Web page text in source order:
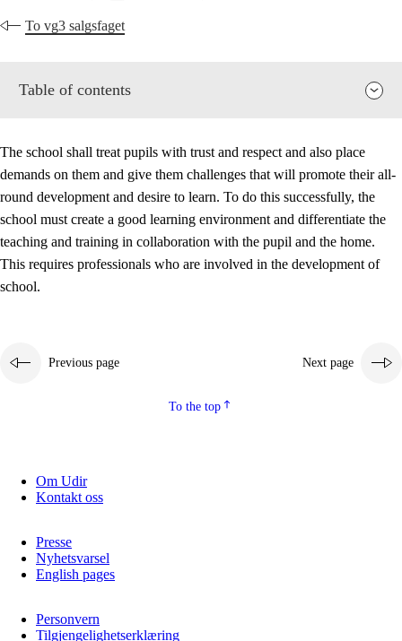
To vg3 salgsfaget
Table of contents
3.2 Teaching and differentiated instruction
3.3 Cooperation between home and school
3.4
On-the-job training in a training establishment and
3.5 Professional environment and school development
The school shall treat pupils with trust and respect and also place
demands on them and give them challenges that will promote their all-
round development and desire to learn. To do this successfully, the
school must create a good learning environment and differentiate the
teaching and training in collaboration with the pupil and the home.
This requires professionals who are involved in the development of
school.
Previous page Next page
To the top
Om Udir
Kontakt oss
Presse
Nyhetsvarsel
English pages
Personvern
Tilgjengelighetserklæring